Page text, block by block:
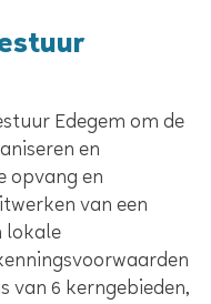
Edegem om de
en
opvang en
van een
lokale
van 6 kerngebieden,